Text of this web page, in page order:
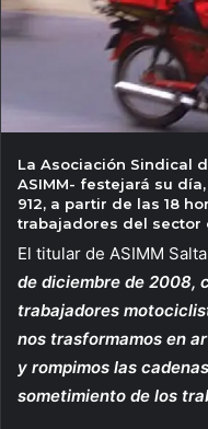
La Asociación Sindical
ASIMM- festejará su
912, a partir de las 18
trabajadores del sector
El titular de ASIMM
de diciembre de 2008,
trabajadores
nos trasformamos en
y rompimos las
sometimiento de los